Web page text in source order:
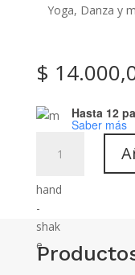
Yoga, Danza y
$
Hasta 12
Saber más
cantidad